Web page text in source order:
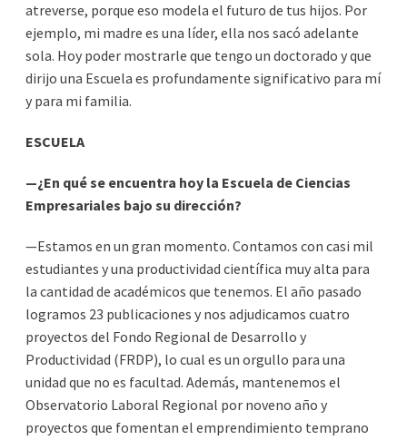
atreverse, porque eso modela el futuro de tus hijos. Por
ejemplo, mi madre es una líder, ella nos sacó adelante
sola. Hoy poder mostrarle que tengo un doctorado y que
dirijo una Escuela es profundamente significativo para mí
y para mi familia.
ESCUELA
—¿En qué se encuentra hoy la Escuela de Ciencias
Empresariales bajo su dirección?
—Estamos en un gran momento. Contamos con casi mil
estudiantes y una productividad científica muy alta para
la cantidad de académicos que tenemos. El año pasado
logramos 23 publicaciones y nos adjudicamos cuatro
proyectos del Fondo Regional de Desarrollo y
Productividad (FRDP), lo cual es un orgullo para una
unidad que no es facultad. Además, mantenemos el
Observatorio Laboral Regional por noveno año y
proyectos que fomentan el emprendimiento temprano